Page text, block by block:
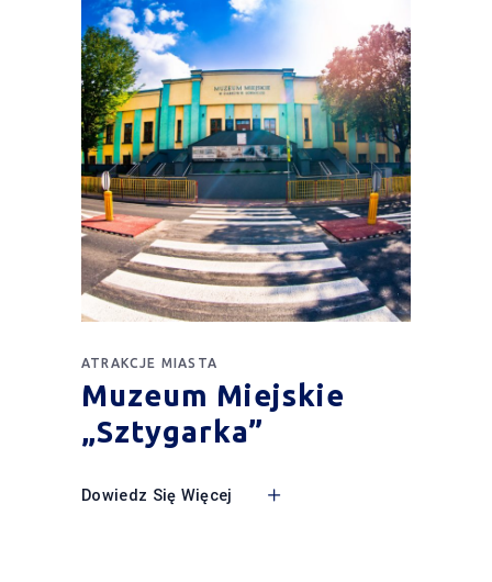
ATRAKCJE MIASTA
Muzeum Miejskie
„Sztygarka”
Dowiedz Się Więcej